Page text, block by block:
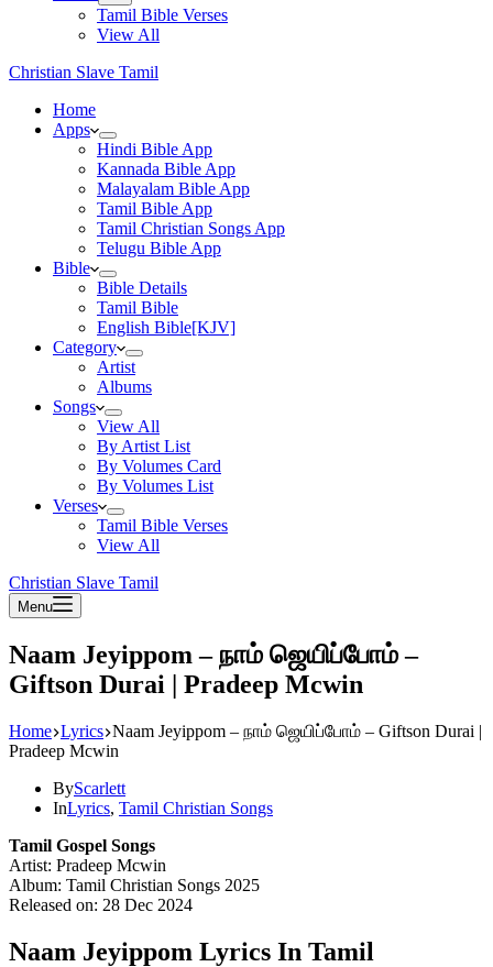
Tamil Bible Verses
View All
Christian Slave Tamil
Home
Apps
Hindi Bible App
Kannada Bible App
Malayalam Bible App
Tamil Bible App
Tamil Christian Songs App
Telugu Bible App
Bible
Bible Details
Tamil Bible
English Bible[KJV]
Category
Artist
Albums
Songs
View All
By Artist List
By Volumes Card
By Volumes List
Verses
Tamil Bible Verses
View All
Christian Slave Tamil
Menu
Naam Jeyippom – நாம் ஜெயிப்போம் –
Giftson Durai | Pradeep Mcwin
Home Lyrics Naam Jeyippom – நாம் ஜெயிப்போம் – Giftson Durai |
Pradeep Mcwin
ByScarlett
InLyrics, Tamil Christian Songs
Tamil Gospel Songs
Artist: Pradeep Mcwin
Album: Tamil Christian Songs 2025
Released on: 28 Dec 2024
Naam Jeyippom Lyrics In Tamil